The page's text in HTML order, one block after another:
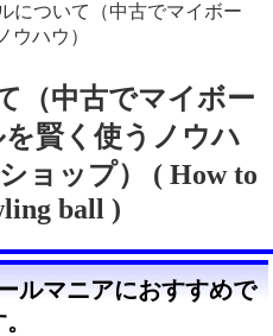
について（中古でマイボー
ウハウ）
（中古でマイボー
賢く使うノウハ
ョップ） ( How to
ball )
ルマニアにおすすめで